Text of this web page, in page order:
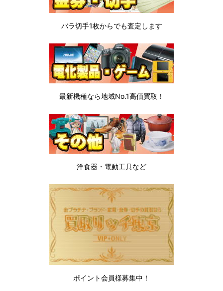
バラ切手1枚からでも査定します
最新機種なら地域No.1高価買取！
洋食器・電動工具など
ポイント会員様募集中！